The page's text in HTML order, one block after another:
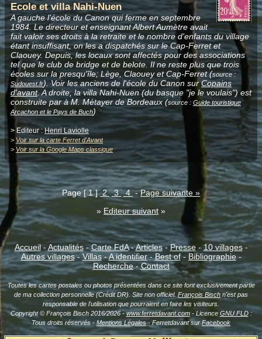
Ecole et villa Nahi-Nuen
A gauche l'école du Canon qui ferme en septembre
1984. Le directeur et enseignant Albert Aumètre avait
fait valoir ses droits à la retraite et le nombre d'enfants du village
étant insuffisant, on les a dispatchés sur le Cap-Ferret et
Claouey. Depuis, les locaux sont affectés pour des associations
tel que le club de bridge et de belote. Il ne reste plus que trois
écoles sur la presqu'île; Lège, Claouey et Cap-Ferret (source :
Sudouest.fr). Voir les anciens de l'école du Canon surCopains
d'avant. A droite, la villa Nahi-Nuen (du basque "je le voulais") est
construite par à M. Métayer de Bordeaux (source : Guide touristique
Arcachon et le Pays de Buch)
> Editeur :Henri Laviolle
> Voir sur la carte Ferret d'Avant
> Voir sur la Google Maps classique
Page [ 1 ]2 3 4 -Page suivante »
» Editeur suivant »
Accueil- Actualités-Carte FdA-Articles-Presse-10 villages-
Autres villages-Villas- A identifier-Best of- Bibliographie-
Recherche-Contact
Toutes les cartes postales ou photos présentées dans ce site font exclusivement partie
de ma collection personnelle (Crédit DR). Site non officiel. François Bisch n'est pas
responsable de l'utilisation que pourraient en faire les visiteurs.
Copyright © François Bisch 2016/2026 -www.ferretdavant.com- Licence GNU FLD:
Tous droits réservés - Mentions Légales- Ferretdavant surFacebook